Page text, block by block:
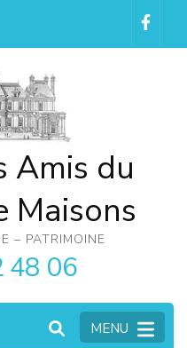
Amis du
Maisons
– PATRIMOINE
48 06
MENU